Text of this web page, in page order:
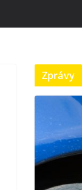
Zprávy